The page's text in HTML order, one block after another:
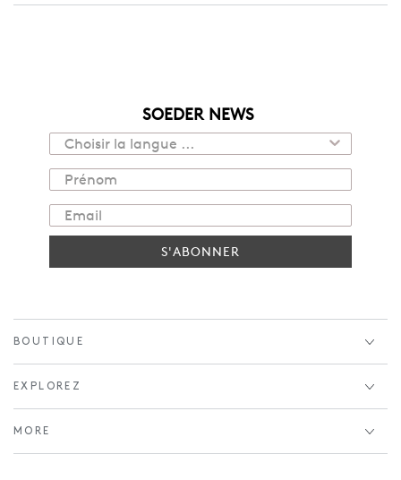
SOEDER NEWS
S'ABONNER
BOUTIQUE
EXPLOREZ
MORE